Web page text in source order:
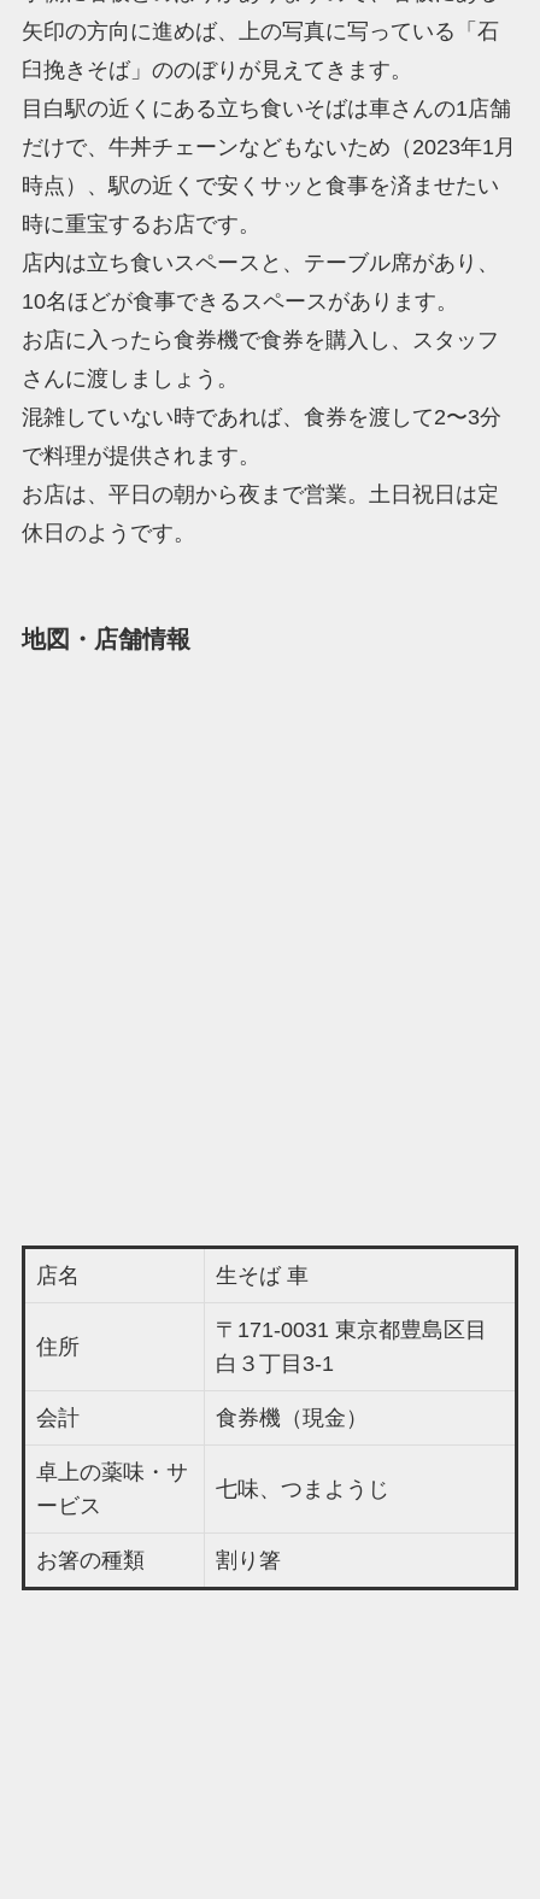
矢印の方向に進めば、上の写真に写っている「石
臼挽きそば」ののぼりが見えてきます。
目白駅の近くにある立ち食いそばは車さんの1店舗
だけで、牛丼チェーンなどもないため（2023年1月
時点）、駅の近くで安くサッと食事を済ませたい
時に重宝するお店です。
店内は立ち食いスペースと、テーブル席があり、
10名ほどが食事できるスペースがあります。
お店に入ったら食券機で食券を購入し、スタッフ
さんに渡しましょう。
混雑していない時であれば、食券を渡して2〜3分
で料理が提供されます。
お店は、平日の朝から夜まで営業。土日祝日は定
休日のようです。
地図・店舗情報
店名 生そば 車
住所
〒171-0031 東京都豊島区目
白３丁目3-1
会計 食券機（現金）
卓上の薬味・サ
ービス
七味、つまようじ
お箸の種類 割り箸